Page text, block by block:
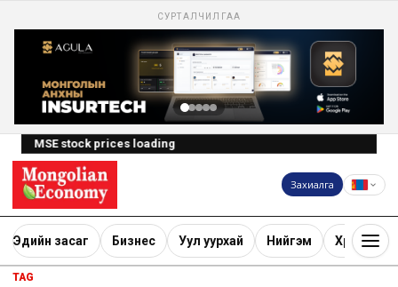
СУРТАЛЧИЛГАА
MSE stock prices loading
Захиалга
Эдийн засаг Бизнес Уул уурхай Нийгэм Хөрөнгө
TAG